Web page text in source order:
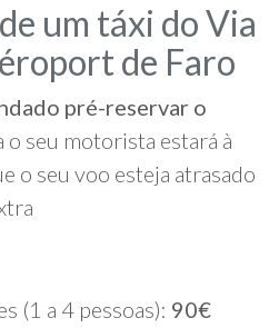
um táxi do Via
de Faro
pré-reservar o
o seu motorista estará à
o seu voo esteja atrasado
(1 a 4 pessoas): 90€